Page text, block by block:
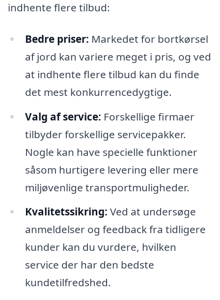
indhente flere tilbud:
Bedre priser: Markedet for bortkørsel
af jord kan variere meget i pris, og ved
at indhente flere tilbud kan du finde
det mest konkurrencedygtige.
Valg af service: Forskellige firmaer
tilbyder forskellige servicepakker.
Nogle kan have specielle funktioner
såsom hurtigere levering eller mere
miljøvenlige transportmuligheder.
Kvalitetssikring: Ved at undersøge
anmeldelser og feedback fra tidligere
kunder kan du vurdere, hvilken
service der har den bedste
kundetilfredshed.